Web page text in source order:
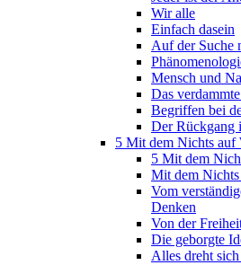
Wir alle
Einfach dasein
Auf der Suche
Mensch und
Das
Begriffen bei
Der Rückgang
5 Mit dem Nichts auf
5 Mit dem
Mit dem Nichts
Vom
Denken
Von der
Die geborgte
Alles dreht